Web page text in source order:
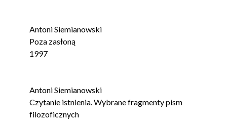
Antoni Siemianowski
Poza zasłoną
1997
Antoni Siemianowski
Czytanie istnienia. Wybrane fragmenty pism
filozoficznych